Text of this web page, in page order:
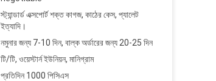
স্ট্যান্ডার্ড এক্সপোর্ট শক্ত কাগজ, কাঠের কেস, প্যালেট
ইত্যাদি।
নমুনার জন্য 7-10 দিন, বাল্ক অর্ডারের জন্য 20-25 দিন
টি/টি, ওয়েস্টার্ন ইউনিয়ন, মানিগ্রাম
প্রতিদিন 1000 পিসিএস